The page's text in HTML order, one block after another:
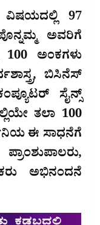
ವಿಷಯದಲ್ಲಿ 97
ಅವರಿಗೆ
100 ಅಂಕಗಳು
ಬಿಸಿನೆಸ್
ಸೈನ್ಸ್
ತಲಾ 100
ಈ ಸಾಧನೆಗೆ
ಅಭಿನಂದನೆ